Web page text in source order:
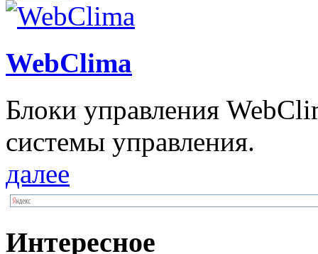
WebClima
Блоки упрaвлeния
системы управления.
далее
Интересное